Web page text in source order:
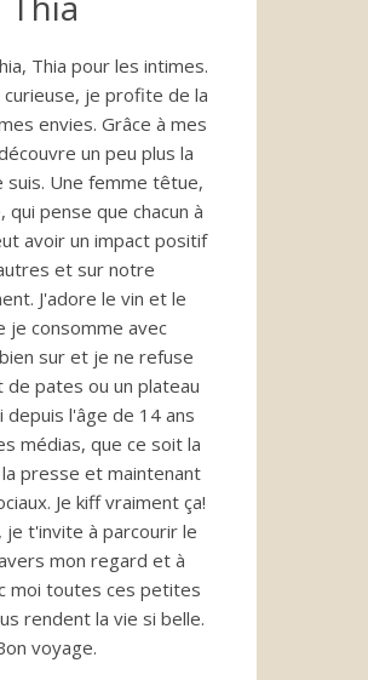
Thia pour les intimes.
curieuse, je profite de la
envies. Grâce à mes
un peu plus la
suis. Une femme têtue,
pense que chacun à
avoir un impact positif
et sur notre
J'adore le vin et le
je consomme avec
sur et je ne refuse
de pates ou un plateau
depuis l'âge de 14 ans
médias, que ce soit la
presse et maintenant
Je kiff vraiment ça!
je t'invite à parcourir le
mon regard et à
moi toutes ces petites
rendent la vie si belle.
voyage.